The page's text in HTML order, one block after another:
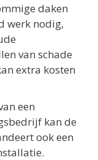
daken
werk nodig,
van schade
extra kosten
een
kan de
ook een